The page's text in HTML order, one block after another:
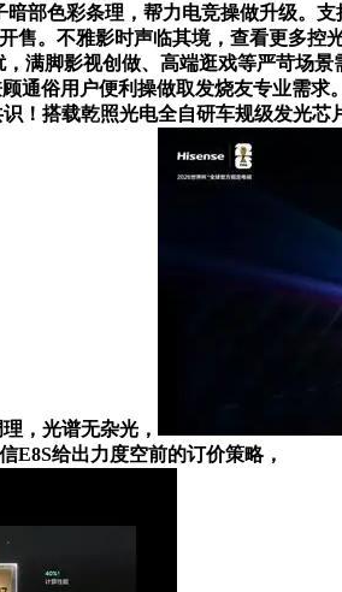
部色彩条理，帮力电竞操做升级。
售。不雅影时声临其境，查看更多
满脚影视创做、高端逛戏等严苛场
通俗用户便利操做取发烧友专业需
！搭载乾照光电全自研车规级发光
，光谱无杂光，
E8S给出力度空前的订价策略，